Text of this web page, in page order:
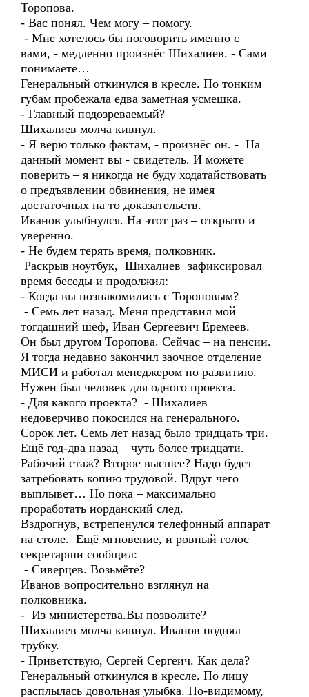
Торопова.
- Вас понял. Чем могу – помогу.
- Мне хотелось бы поговорить именно с
вами, - медленно произнёс Шихалиев. - Сами
понимаете…
Генеральный откинулся в кресле. По тонким
губам пробежала едва заметная усмешка.
- Главный подозреваемый?
Шихалиев молча кивнул.
- Я верю только фактам, - произнёс он. - На
данный момент вы - свидетель. И можете
поверить – я никогда не буду ходатайствовать
о предъявлении обвинения, не имея
достаточных на то доказательств.
Иванов улыбнулся. На этот раз – открыто и
уверенно.
- Не будем терять время, полковник.
Раскрыв ноутбук, Шихалиев зафиксировал
время беседы и продолжил:
- Когда вы познакомились с Тороповым?
- Семь лет назад. Меня представил мой
тогдашний шеф, Иван Сергеевич Еремеев.
Он был другом Торопова. Сейчас – на пенсии.
Я тогда недавно закончил заочное отделение
МИСИ и работал менеджером по развитию.
Нужен был человек для одного проекта.
- Для какого проекта? - Шихалиев
недоверчиво покосился на генерального.
Сорок лет. Семь лет назад было тридцать три.
Ещё год-два назад – чуть более тридцати.
Рабочий стаж? Второе высшее? Надо будет
затребовать копию трудовой. Вдруг чего
выплывет… Но пока – максимально
проработать иорданский след.
Вздрогнув, встрепенулся телефонный аппарат
на столе. Ещё мгновение, и ровный голос
секретарши сообщил:
- Сиверцев. Возьмёте?
Иванов вопросительно взглянул на
полковника.
- Из министерства.Вы позволите?
Шихалиев молча кивнул. Иванов поднял
трубку.
- Приветствую, Сергей Сергеич. Как дела?
Генеральный откинулся в кресле. По лицу
расплылась довольная улыбка. По-видимому,